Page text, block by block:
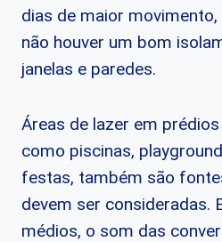
dias de maior
não houver um bom
janelas e paredes.
Áreas de lazer em
como piscinas,
festas, também são
devem ser consideradas.
médios, o som das